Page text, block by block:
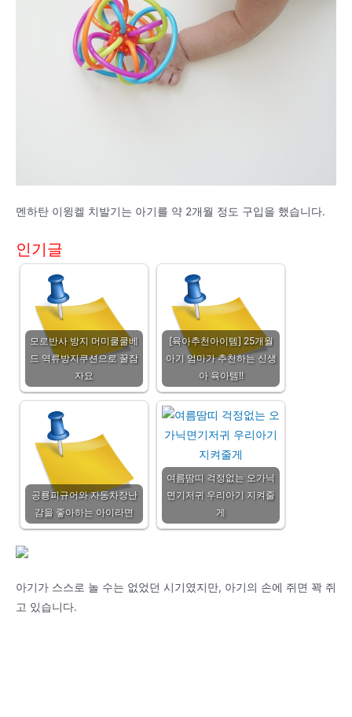
멘하탄 이윙켈 치발기는 아기를 약 2개월 정도 구입을 했습니다.
인기글
모로반사 방지 머미쿨쿨베
드 역류방지쿠션으로 꿀잠
자요
[육아추천아이템] 25개월
아기 엄마가 추천하는 신생
아 육아템!!
공룡피규어와 자동차장난
감을 좋아하는 아이라면
여름땀띠 걱정없는 오가닉
면기저귀 우리아기 지켜줄
게
아기가 스스로 놀 수는 없었던 시기였지만, 아기의 손에 쥐면 꽉 쥐
고 있습니다.